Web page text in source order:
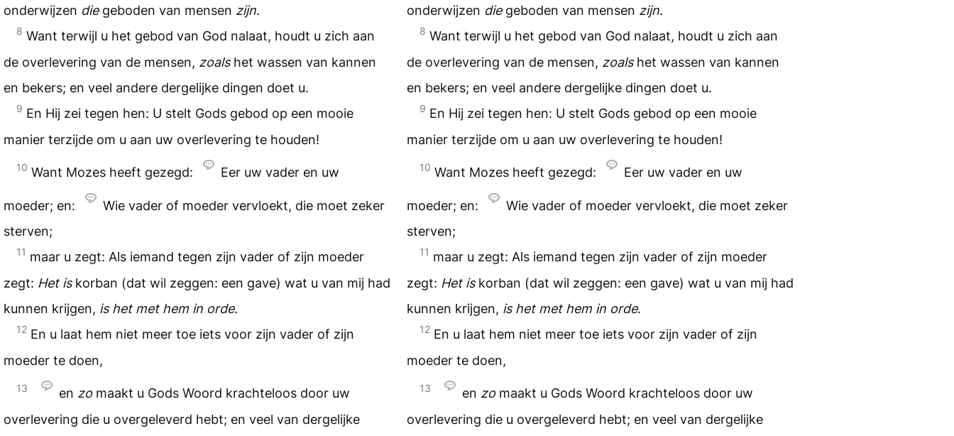
onderwijzen diegeboden van mensen zijn.
8 Want terwijl u het gebod van God nalaat, houdt u zich aan
de overlevering van de mensen, zoalshet wassen van kannen
en bekers; en veel andere dergelijke dingen doet u.
9 En Hij zei tegen hen: U stelt Gods gebod op een mooie
manier terzijde om u aan uw overlevering te houden!
10 Want Mozes heeft gezegd: Eer uw vader en uw
moeder; en:
Wie vader of moeder vervloekt, die moet zeker
sterven;
11 maar u zegt: Als iemand tegen zijn vader of zijn moeder
zegt: Het iskorban (dat wil zeggen: een gave) wat u van mij had
kunnen krijgen, is het met hem in orde.
12 En u laat hem niet meer toe iets voor zijn vader of zijn
moeder te doen,
13 en zomaakt u Gods Woord krachteloos door uw
overlevering die u overgeleverd hebt; en veel van dergelijke
onderwijzen diegeboden van mensen zijn.
8 Want terwijl u het gebod van God nalaat, houdt u zich aan
de overlevering van de mensen, zoalshet wassen van kannen
en bekers; en veel andere dergelijke dingen doet u.
9 En Hij zei tegen hen: U stelt Gods gebod op een mooie
manier terzijde om u aan uw overlevering te houden!
10 Want Mozes heeft gezegd: Eer uw vader en uw
moeder; en:
Wie vader of moeder vervloekt, die moet zeker
sterven;
11 maar u zegt: Als iemand tegen zijn vader of zijn moeder
zegt: Het iskorban (dat wil zeggen: een gave) wat u van mij had
kunnen krijgen, is het met hem in orde.
12 En u laat hem niet meer toe iets voor zijn vader of zijn
moeder te doen,
13 en zomaakt u Gods Woord krachteloos door uw
overlevering die u overgeleverd hebt; en veel van dergelijke